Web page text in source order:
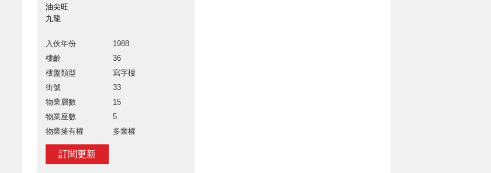
油尖旺
九龍
入伙年份
1988
樓齡
36
樓盤類型
寫字樓
街號
33
物業層數
15
物業座數
5
物業擁有權
多業權
訂閱更新